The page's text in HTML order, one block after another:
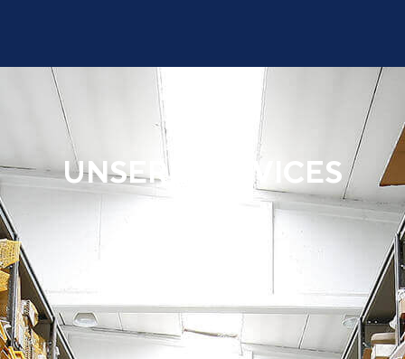
UNSERE SERVICES